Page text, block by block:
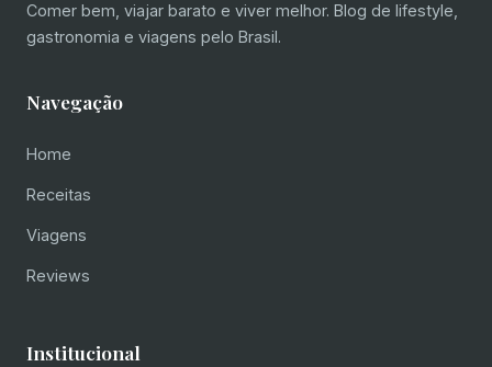
Comer bem, viajar barato e viver melhor. Blog de lifestyle,
gastronomia e viagens pelo Brasil.
Navegação
Home
Receitas
Viagens
Reviews
Institucional